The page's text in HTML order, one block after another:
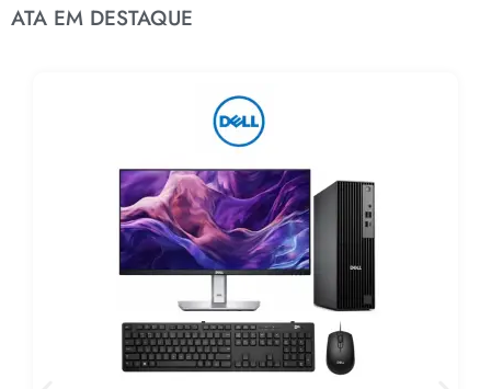
ATA EM DESTAQUE